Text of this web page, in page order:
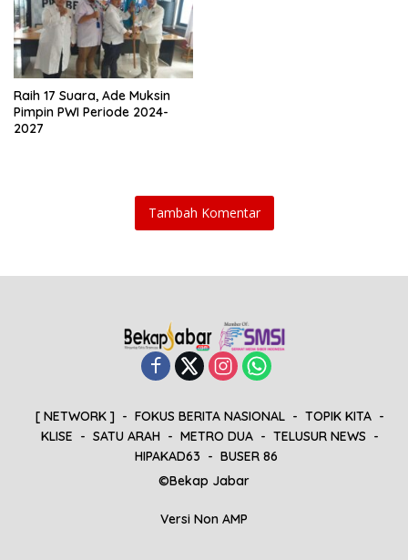
Raih 17 Suara, Ade Muksin
Pimpin PWI Periode 2024-
2027
Tambah Komentar
[ NETWORK ] FOKUS BERITA NASIONAL
TOPIK KITA
KLISE
SATU ARAH METRO DUA
TELUSUR NEWS
HIPAKAD63
BUSER 86
©Bekap Jabar
Versi Non AMP